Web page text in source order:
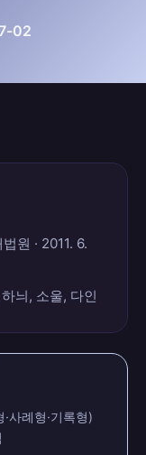
02
원 · 2011. 6.
늬, 소울, 다인
사례형·기록형)